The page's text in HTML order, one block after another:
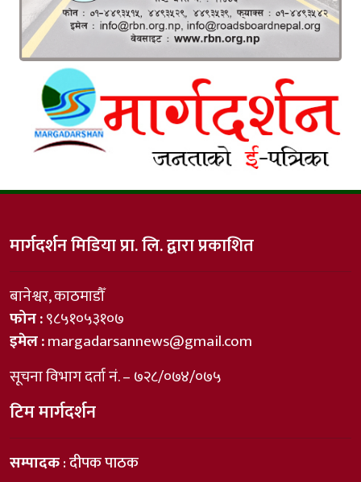
मार्गदर्शन मिडिया प्रा. लि. द्वारा प्रकाशित
बानेश्वर, काठमाडौँ
फोन :९८५१०५३१०७
इमेल :margadarsannews@gmail.com
सूचना विभाग दर्ता नं. – ७२८/०७४/०७५
टिम मार्गदर्शन
सम्पादक: दीपक पाठक